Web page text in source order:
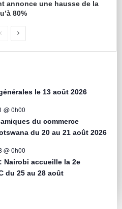
annonce une hausse de la
80%
le 13 août 2026
@ 0h00
du commerce
du 20 au 21 août 2026
@ 0h00
Nairobi accueille la 2e
du 25 au 28 août